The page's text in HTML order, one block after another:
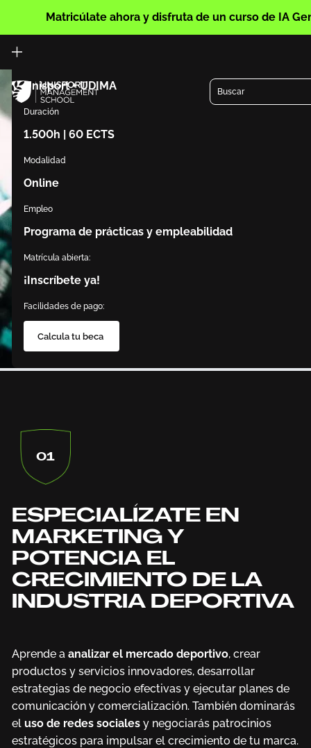
Matricúlate ahora y disfruta de un curso de IA
Buscar
del deporte.
Unisport + UDIMA
Duración
1.500h | 60 ECTS
Modalidad
Online
Empleo
Programa de prácticas y empleabilidad
Matrícula abierta:
¡Inscríbete ya!
Facilidades de pago:
Calcula tu beca
01
ESPECIALÍZATE EN
MARKETING Y
POTENCIA EL
CRECIMIENTO DE LA
INDUSTRIA DEPORTIVA
Aprende a analizar el mercado deportivo, crear
productos y servicios innovadores, desarrollar
estrategias de negocio efectivas y ejecutar planes de
comunicación y comercialización. También dominarás
el uso de redes socialesy negociarás patrocinios
estratégicos para impulsar el crecimiento de tu marca.